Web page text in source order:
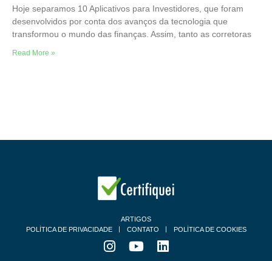
Hoje separamos 10 Aplicativos para Investidores, que foram
desenvolvidos por conta dos avanços da tecnologia que
transformou o mundo das finanças. Assim, tanto as corretoras
Read More »
ARTIGOS
POLÍTICA DE PRIVACIDADE
CONTATO POLÍTICA DE COOKIES